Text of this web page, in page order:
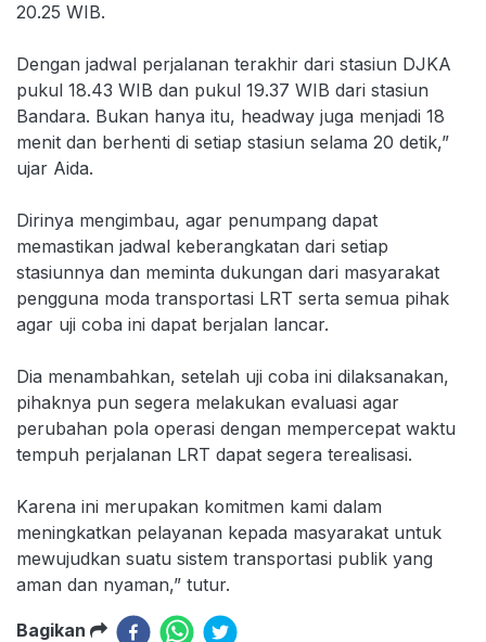
20.25 WIB.
Dengan jadwal perjalanan terakhir dari stasiun DJKA
pukul 18.43 WIB dan pukul 19.37 WIB dari stasiun
Bandara. Bukan hanya itu, headway juga menjadi 18
menit dan berhenti di setiap stasiun selama 20 detik,”
ujar Aida.
Dirinya mengimbau, agar penumpang dapat
memastikan jadwal keberangkatan dari setiap
stasiunnya dan meminta dukungan dari masyarakat
pengguna moda transportasi LRT serta semua pihak
agar uji coba ini dapat berjalan lancar.
Dia menambahkan, setelah uji coba ini dilaksanakan,
pihaknya pun segera melakukan evaluasi agar
perubahan pola operasi dengan mempercepat waktu
tempuh perjalanan LRT dapat segera terealisasi.
Karena ini merupakan komitmen kami dalam
meningkatkan pelayanan kepada masyarakat untuk
mewujudkan suatu sistem transportasi publik yang
aman dan nyaman,” tutur.
Bagikan